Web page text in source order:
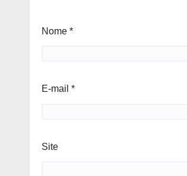
Nome *
E-mail *
Site